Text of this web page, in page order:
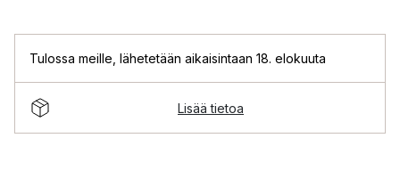
Tulossa meille lähetetään aikaisintaan 18. elokuuta
Lisää tietoa